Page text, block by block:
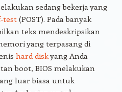
sedang bekerja yang
test(POST). Pada banyak
teks mendeskripsikan
yang terpasang di
hard diskyang Anda
boot, BIOS melakukan
luar biasa untuk